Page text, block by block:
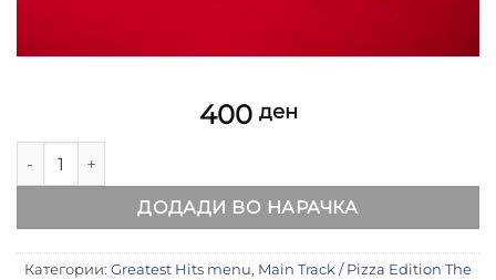
400 ден
Nina Spirova – Eden Baknez / Macedonian edition количина
ДОДАДИ ВО НАРАЧКА
Категории: Greatest Hits menu, Main Track / Pizza Edition The